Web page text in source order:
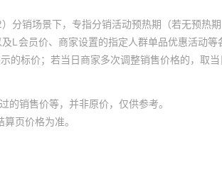
分销场景下，专指分销活动预热期（若无预热
L会员价、商家设置的指定人群单品优惠活动
标价；若当日商家多次调整销售价格的，取当
销售价等，并非原价，仅供参考。
页价格为准。